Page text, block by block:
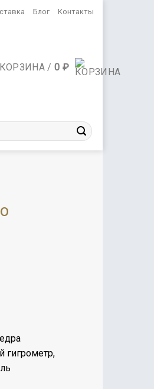
Блог Контакты
КОРЗИНА /0 ₽
гигрометр,